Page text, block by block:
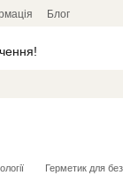
Блог
Герметик для